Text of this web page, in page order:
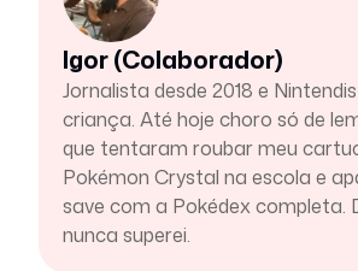
Igor (Colaborador)
Jornalista desde 2018 e
criança. Até hoje choro só de
que tentaram roubar meu
Pokémon Crystal na escola e
save com a Pokédex completa.
nunca superei.